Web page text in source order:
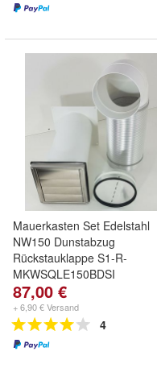
Mauerkasten Set Edelstahl
NW150 Dunstabzug
Rückstauklappe S1-R-
MKWSQLE150BDSI
87,00 €
+ 6,90 € Versand
4